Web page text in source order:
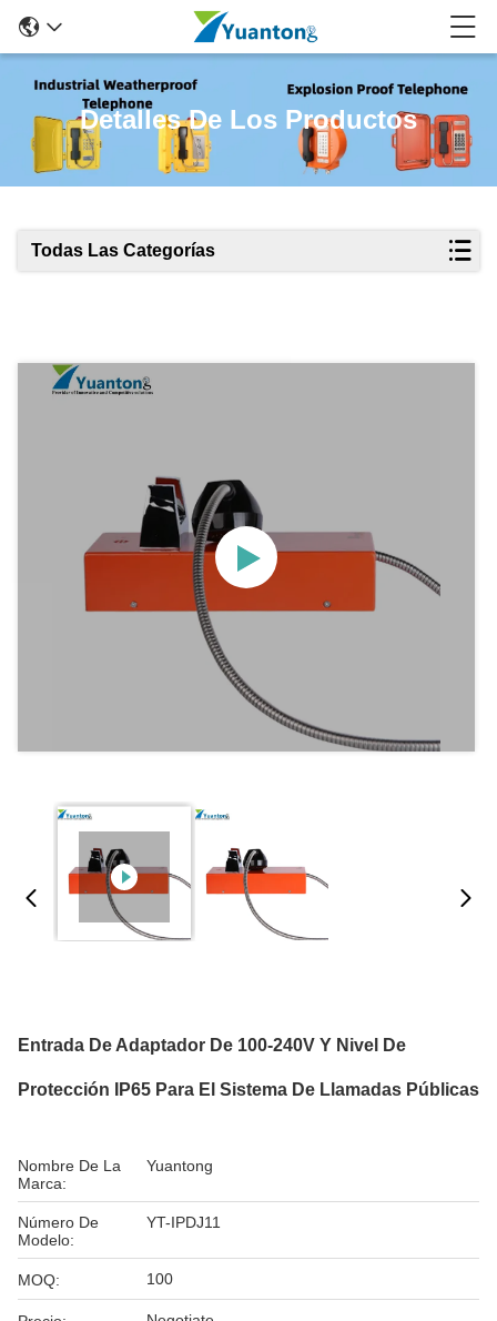
Detalles De Los Productos
Todas Las Categorías
Entrada De Adaptador De 100-240V Y Nivel De
Protección IP65 Para El Sistema De Llamadas Públicas
Nombre De La
Marca:
Yuantong
Número De
Modelo:
YT-IPDJ11
MOQ: 100